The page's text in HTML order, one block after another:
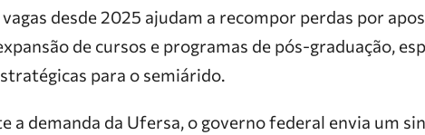
desde 2025 ajudam a recompor perdas por
de cursos e programas de pós-graduação,
para o semiárido.
a demanda da Ufersa, o governo federal envia um